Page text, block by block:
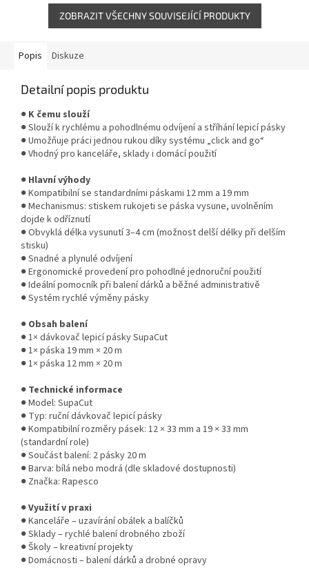
ZOBRAZIT VŠECHNY SOUVISEJÍCÍ PRODUKTY
Popis Diskuze
Detailní popis produktu
● K čemu slouží
● Slouží k rychlému a pohodlnému odvíjení a stříhání lepicí pásky
● Umožňuje práci jednou rukou díky systému „click and go“
● Vhodný pro kanceláře, sklady i domácí použití
● Hlavní výhody
● Kompatibilní se standardními páskami 12 mm a 19 mm
● Mechanismus: stiskem rukojeti se páska vysune, uvolněním
dojde k odříznutí
● Obvyklá délka vysunutí 3–4 cm (možnost delší délky při delším
stisku)
● Snadné a plynulé odvíjení
● Ergonomické provedení pro pohodlné jednoruční použití
● Ideální pomocník při balení dárků a běžné administrativě
● Systém rychlé výměny pásky
● Obsah balení
● 1× dávkovač lepicí pásky SupaCut
● 1× páska 19 mm × 20 m
● 1× páska 12 mm × 20 m
● Technické informace
● Model: SupaCut
● Typ: ruční dávkovač lepicí pásky
● Kompatibilní rozměry pásek: 12 × 33 mm a 19 × 33 mm
(standardní role)
● Součást balení: 2 pásky 20 m
● Barva: bílá nebo modrá (dle skladové dostupnosti)
● Značka: Rapesco
●Využití v praxi
● Kanceláře – uzavírání obálek a balíčků
● Sklady – rychlé balení drobného zboží
● Školy – kreativní projekty
● Domácnosti – balení dárků a drobné opravy